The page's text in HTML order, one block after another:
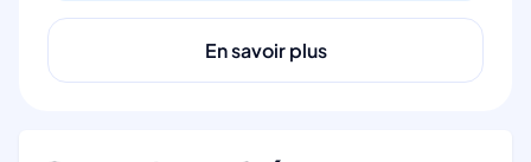
En savoir plus